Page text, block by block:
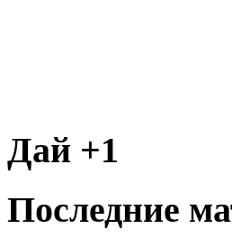
Дай +1
Последние